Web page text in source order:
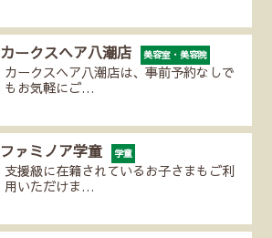
カークスヘア八潮店 美容室・美容院
カークスヘア八潮店は、事前予約なしで
もお気軽にご…
ファミノア学童 学童
支援級に在籍されているお子さまもご利
用いただけま…